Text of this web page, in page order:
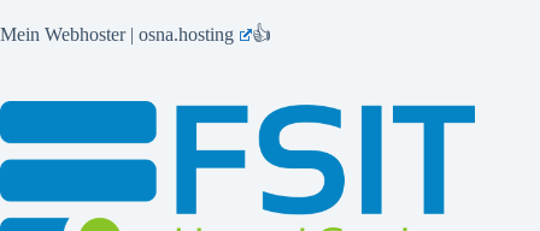
Mein Webhoster | osna.hosting 👍